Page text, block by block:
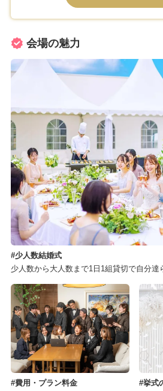
会場の魅力
少人数結婚式
少人数から大人数まで1日1組貸切で自分達
費用・プラン料金 挙式